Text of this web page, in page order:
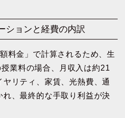
ションと経費の内訳
料金」で計算されるため、生
業料の場合、月収入は約21
リティ、家賃、光熱費、通
、最終的な手取り利益が決